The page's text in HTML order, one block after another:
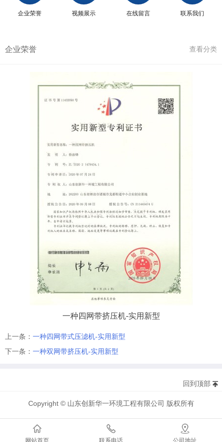
企业荣誉 视频展示 在线留言 联系我们
企业荣誉 查看分类
一种四网带挤压机-实用新型
上一条： 一种四网带式压滤机-实用新型
下一条： 一种双网带挤压机-实用新型
网站首页 联系电话 公司地址
回到顶部
Copyright © 山东创新华一环境工程有限公司 版权所有